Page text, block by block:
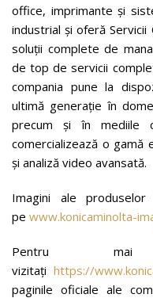
office, imprimante și
industrial şi oferă
soluţii complete de
de top de servicii
compania pune la
ultimă generație în
precum și în mediile
comercializează o gamă
și analiză video avansată.
Imagini ale
pe www.konicaminolta-
Pentru mai
vizitați https://
paginile oficiale ale